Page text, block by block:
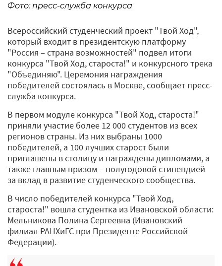
Фото: пресс-служба конкурса
Всероссийский студенческий проект "Твой Ход",
который входит в президентскую платформу
"Россия – страна возможностей" подвел итоги
конкурса "Твой Ход, староста!" и конкурсного трека
"Объединяю". Церемония награждения
победителей состоялась в Москве, сообщает пресс-
служба конкурса.
В первом модуле конкурса "Твой Ход, староста!"
приняли участие более 12 000 студентов из всех
регионов страны. Из них выбраны 1000
победителей, а 100 лучших старост были
приглашены в столицу и награждены дипломами, а
также главным призом – полугодовой стипендией
за вклад в развитие студенческого сообщества.
В число победителей конкурса "Твой Ход,
староста!" вошла студентка из Ивановской области:
Мельникова Полина Сергеевна (Ивановский
филиал РАНХиГС при Президенте Российской
Федерации).